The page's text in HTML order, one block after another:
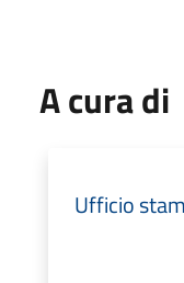
A cura di
Ufficio